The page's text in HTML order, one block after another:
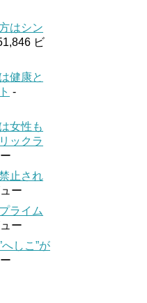
はシン
ビ
健康と
-
女性も
ックラ
止され
ー
ライム
ー
しこ”が